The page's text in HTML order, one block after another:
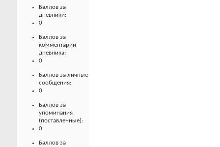
Баллов за
дневники:
0
Баллов за
комментарии
дневника:
0
Баллов за личные
сообщения:
0
Баллов за
упоминания
(поставленные):
0
Баллов за